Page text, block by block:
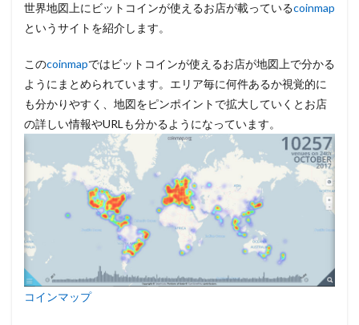
上で
一目
2
ット
コイ
る
WEB
3
③ビ
ット
世界地図上にビットコインが使えるお店が載っているcoinmap
というサイトを紹介します。
このcoinmapではビットコインが使えるお店が地図上で分かる
ようにまとめられています。エリア毎に何件あるか視覚的に
も分かりやすく、地図をピンポイントで拡大していくとお店
の詳しい情報やURLも分かるようになっています。
コインマップ